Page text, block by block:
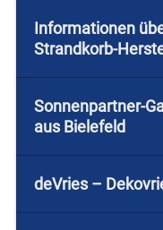
Informationen
Strandkorb-
Sonnenpartner-
aus Bielefeld
deVries –